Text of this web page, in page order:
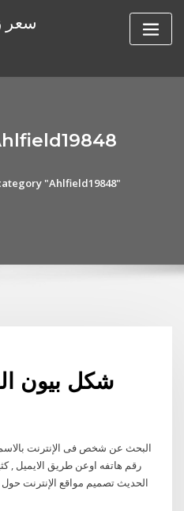
سعر
"Ahlfield19848"
شكل بيون
البحث عن شخص فى الإنترنت
رقم هاتفه اوعن طريق الايميل ,
الحديث تصميم مواقع الإنترنت